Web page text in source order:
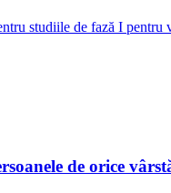
studiile de fază I
de orice